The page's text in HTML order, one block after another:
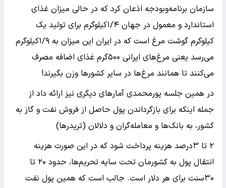
سازمان برنامه‌وبودجه اذعان کرد که در حالی میزان غذای
استاندارد و معمول در جهان ۴/‏۱کیلوگرم برای تولید یک
کیلوگرم گوشت مرغ است که در ایران این میزان به ۹/‏۱کیلوگرم
می‌رسد یعنی مرغ‌های ایرانی ۵۰۰گرم غذای اضافه مصرف
می‌کنند تا همانند مرغ‌ها در سایر کشورها وزن بگیرند!
در همین جلسه پورمحمدی آمارهای دیگری نیز ارائه داد از
جمله اینکه برای بازگرداندن پول حاصل از فروش نفت و گاز به
کشور، به بانک‌ها و معامله‌گران و دلالان (تریدرها)
۲ تا ۳‌درصد هزینه پرداخت شود که در این صورت هزینه
انتقال پول به کشورمان تحت سایه تحریم‌ها، حدود ۲۰ تا
۳۰سنت برای هر دلار است. جالب است که همین پول نفت